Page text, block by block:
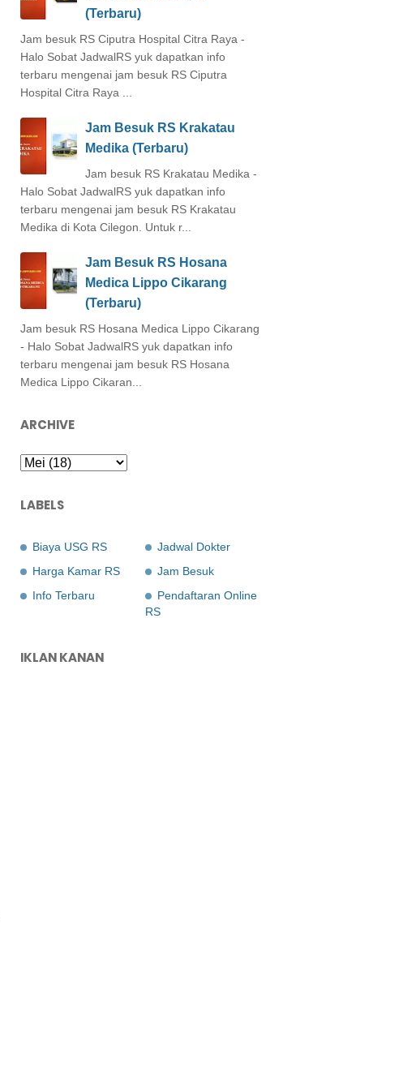
(Terbaru)
Jam besuk RS Ciputra Hospital Citra Raya -
Halo Sobat JadwalRS yuk dapatkan info
terbaru mengenai jam besuk RS Ciputra
Hospital Citra Raya ...
Jam Besuk RS Krakatau
Medika (Terbaru)
Jam besuk RS Krakatau Medika -
Halo Sobat JadwalRS yuk dapatkan info
terbaru mengenai jam besuk RS Krakatau
Medika di Kota Cilegon. Untuk r...
Jam Besuk RS Hosana
Medica Lippo Cikarang
(Terbaru)
Jam besuk RS Hosana Medica Lippo Cikarang
- Halo Sobat JadwalRS yuk dapatkan info
terbaru mengenai jam besuk RS Hosana
Medica Lippo Cikaran...
ARCHIVE
LABELS
Biaya USG RS
Harga Kamar RS
Info Terbaru
Jadwal Dokter
Jam Besuk
Pendaftaran Online
RS
IKLAN KANAN